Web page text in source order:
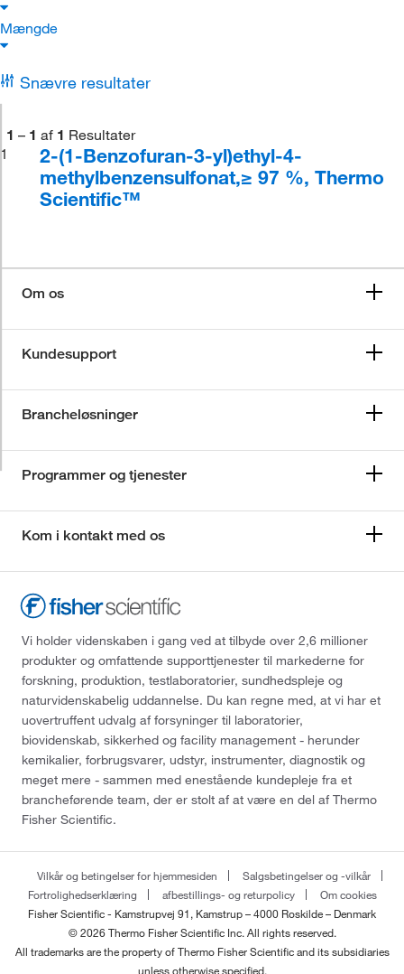
Mængde
Snævre resultater
1 – 1 af 1 Resultater
1
2-(1-Benzofuran-3-yl)ethyl-4-
methylbenzensulfonat,≥ 97 %, Thermo
Scientific™
Om os
Kundesupport
Brancheløsninger
Programmer og tjenester
Kom i kontakt med os
Vi holder videnskaben i gang ved at tilbyde over 2,6 millioner
produkter og omfattende supporttjenester til markederne for
forskning, produktion, testlaboratorier, sundhedspleje og
naturvidenskabelig uddannelse. Du kan regne med, at vi har et
uovertruffent udvalg af forsyninger til laboratorier,
biovidenskab, sikkerhed og facility management - herunder
kemikalier, forbrugsvarer, udstyr, instrumenter, diagnostik og
meget mere - sammen med enestående kundepleje fra et
brancheførende team, der er stolt af at være en del af Thermo
Fisher Scientific.
Vilkår og betingelser for hjemmesiden
Salgsbetingelser og -vilkår
Fortrolighedserklæring
afbestillings- og returpolicy
Om cookies
Fisher Scientific - Kamstrupvej 91, Kamstrup – 4000 Roskilde – Denmark
© 2026 Thermo Fisher Scientific Inc. All rights reserved.
All trademarks are the property of Thermo Fisher Scientific and its subsidiaries
unless otherwise specified.